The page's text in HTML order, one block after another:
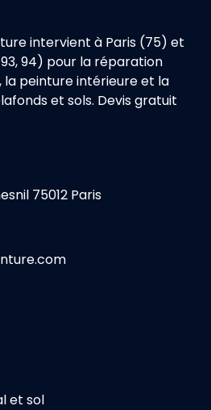
intervient à Paris (75) et
94) pour la réparation
la peinture intérieure et la
et sols. Devis gratuit
75012 Paris
et sol